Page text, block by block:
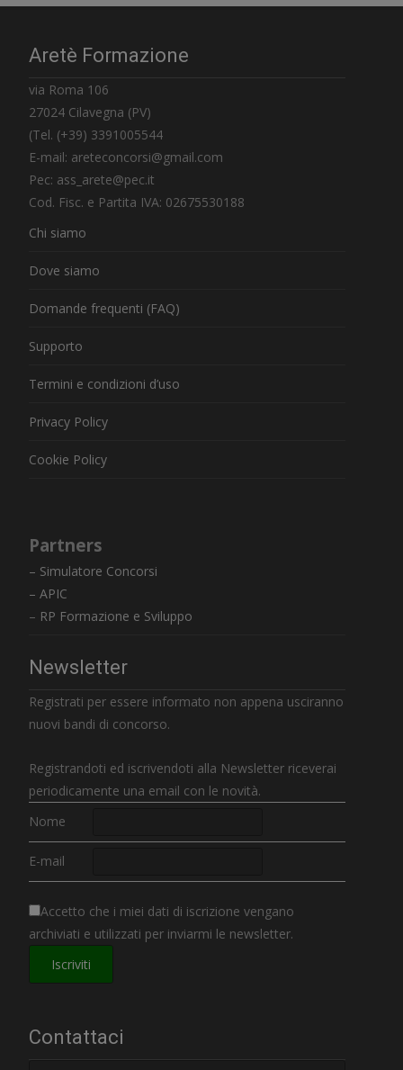
Aretè Formazione
via Roma 106
27024 Cilavegna (PV)
(Tel. (+39) 3391005544
E-mail: areteconcorsi@gmail.com
Pec: ass_arete@pec.it
Cod. Fisc. e Partita IVA: 02675530188
Chi siamo
Dove siamo
Domande frequenti (FAQ)
Supporto
Termini e condizioni d’uso
Privacy Policy
Cookie Policy
Partners
– Simulatore Concorsi
– APIC
– RP Formazione e Sviluppo
Newsletter
Registrati per essere informato non appena usciranno
nuovi bandi di concorso.
Registrandoti ed iscrivendoti alla Newsletter riceverai
periodicamente una email con le novità.
Nome
E-mail
Accetto che i miei dati di iscrizione vengano
archiviati e utilizzati per inviarmi le newsletter.
Contattaci